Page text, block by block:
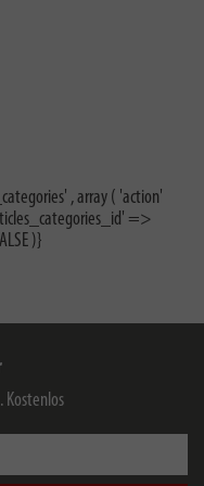
, array ( 'action'
=>
)}